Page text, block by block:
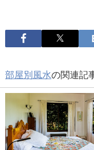
部屋別風水の関連記